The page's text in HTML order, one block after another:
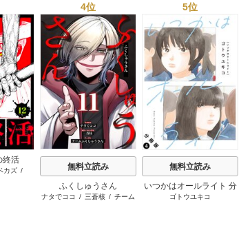
終活
カズ /
4位
無料立読み
ふくしゅうさん
ナタでココ / 三蒼核 / チーム
5位
無料立読み
いつかはオールライト 分
冊版
ゴトウユキコ
e
t